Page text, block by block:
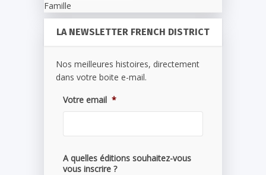
Famille
LA NEWSLETTER FRENCH DISTRICT
Nos meilleures histoires, directement
dans votre boite e-mail.
Votre email *
A quelles éditions souhaitez-vous
vous inscrire ?